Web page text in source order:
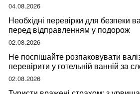
04.08.2026
Необхідні перевірки для безпеки
перед відправленням у подорож
02.08.2026
Не поспішайте розпаковувати
перевірити у готельній ванній за
мандрівниці
02.08.2026